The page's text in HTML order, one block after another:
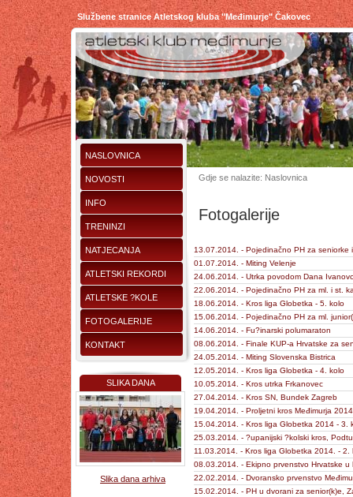
Službene stranice Atletskog kluba "Međimurje" Čakovec
NASLOVNICA
NOVOSTI
INFO
TRENINZI
NATJECANJA
ATLETSKI REKORDI
ATLETSKE ?KOLE
FOTOGALERIJE
KONTAKT
SLIKA DANA
Slika dana arhiva
Gdje se nalazite: Naslovnica
Fotogalerije
13.07.2014. - Pojedinačno PH za seniorke
01.07.2014. - Miting Velenje
24.06.2014. - Utrka povodom Dana
22.06.2014. - Pojedinačno PH za ml. i st.
18.06.2014. - Kros liga Globetka - 5. kolo
15.06.2014. - Pojedinačno PH za ml.
14.06.2014. - Fu?inarski polumaraton
08.06.2014. - Finale KUP-a Hrvatske za
24.05.2014. - Miting Slovenska Bistrica
12.05.2014. - Kros liga Globetka - 4. kolo
10.05.2014. - Kros utrka Frkanovec
27.04.2014. - Kros SN, Bundek Zagreb
19.04.2014. - Proljetni kros Međimurja 2014
15.04.2014. - Kros liga Globetka 2014 - 3.
25.03.2014. - ?upanijski ?kolski kros,
11.03.2014. - Kros liga Globetka 2014. - 2.
08.03.2014. - Ekipno prvenstvo Hrvatske u
22.02.2014. - Dvoransko prvenstvo
15.02.2014. - PH u dvorani za senior(k)e,